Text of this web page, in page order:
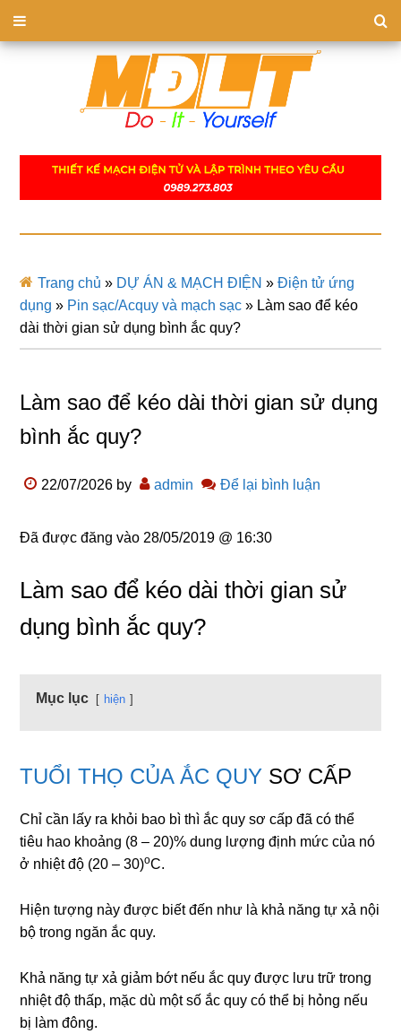
Trang chủ » DỰ ÁN & MẠCH ĐIỆN »Điện tử ứng
dụng » Pin sạc/Acquy và mạch sạc » Làm sao để kéo
dài thời gian sử dụng bình ắc quy?
Làm sao để kéo dài thời gian sử dụng
bình ắc quy?
22/07/2026 by admin Để lại bình luận
Đã được đăng vào 28/05/2019 @ 16:30
Làm sao để kéo dài thời gian sử
dụng bình ắc quy?
Mục lục hiện
TUỔI THỌ CỦA ẮC QUY SƠ CẤP
Chỉ cần lấy ra khỏi bao bì thì ắc quy sơ cấp đã có thể
tiêu hao khoảng (8 – 20)% dung lượng định mức của nó
ở nhiệt độ (20 – 30)οC.
Hiện tượng này được biết đến như là khả năng tự xả nội
bộ trong ngăn ắc quy.
Khả năng tự xả giảm bớt nếu ắc quy được lưu trữ trong
nhiệt độ thấp, mặc dù một số ắc quy có thể bị hỏng nếu
bị làm đông.